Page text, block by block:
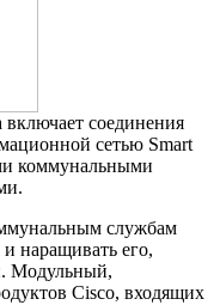
соединения
сетью Smart
коммунальными
службам
наращивать его,
Модульный,
Cisco, входящих